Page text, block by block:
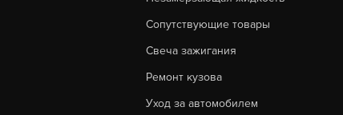
Сопутствующие товары
Свеча зажигания
Ремонт кузова
Уход за автомобилем